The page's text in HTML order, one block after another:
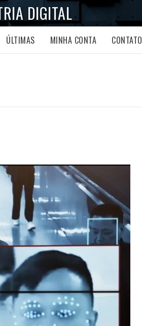
DIGITAL
ÚLTIMAS MINHA CONTA CONTATO